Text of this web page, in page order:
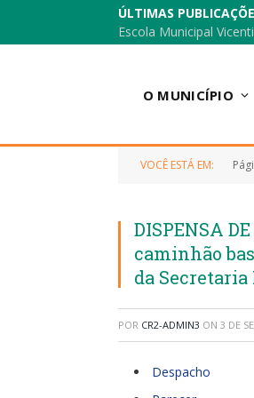
ÚLTIMAS
O MUNICÍPIO
VOCÊ ESTÁ EM:
DISPENSA
caminhão
da
POR CR2-ADMIN3 ON 3 DE
Despacho